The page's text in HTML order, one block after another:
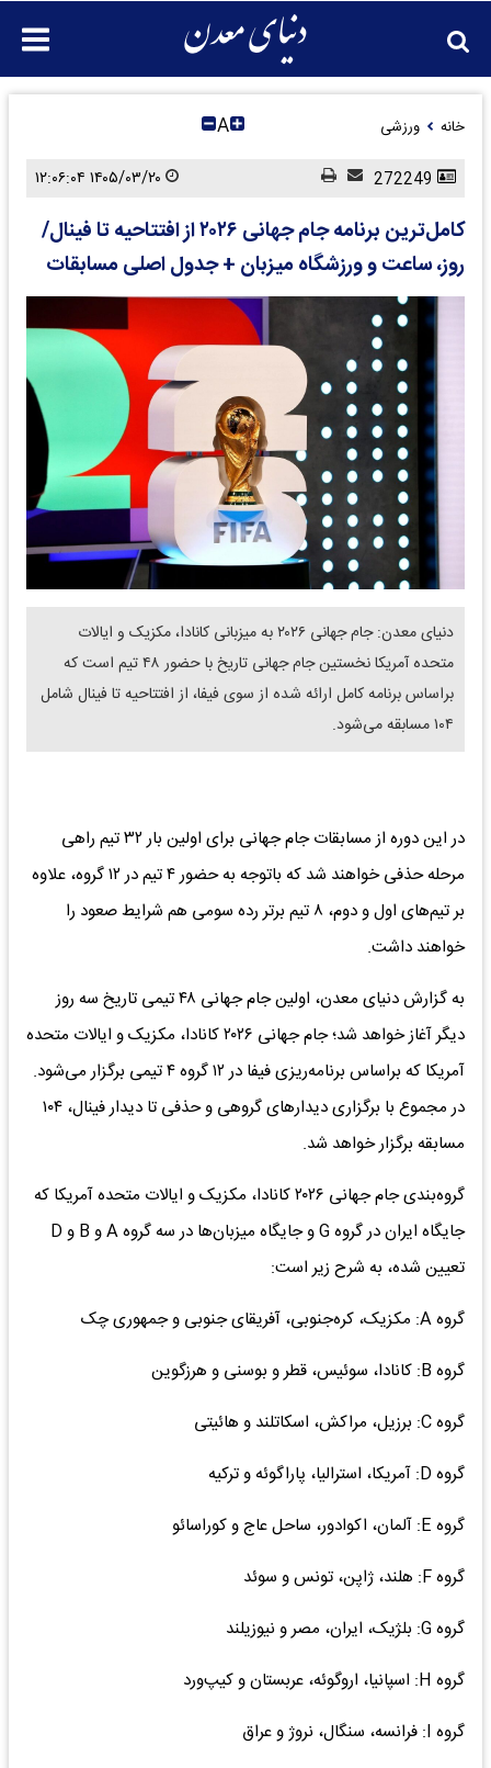
خانه ورزشی A
کامل‌ترین برنامه جام جهانی ۲۰۲۶ از افتتاحیه تا فینال/
روز، ساعت و ورزشگاه میزبان + جدول اصلی مسابقات
دنیای معدن: جام جهانی ۲۰۲۶ به میزبانی کانادا، مکزیک و ایالات
متحده آمریکا نخستین جام جهانی تاریخ با حضور ۴۸ تیم است که
براساس برنامه کامل ارائه شده از سوی فیفا، از افتتاحیه تا فینال شامل
۱۰۴ مسابقه می‌شود.
در این دوره از مسابقات جام جهانی برای اولین بار ۳۲ تیم راهی
مرحله حذفی خواهند شد که باتوجه به حضور ۴ تیم در ۱۲ گروه، علاوه
بر تیم‌های اول و دوم، ۸ تیم برتر رده سومی هم شرایط صعود را
خواهند داشت.
به گزارش دنیای معدن، اولین جام جهانی ۴۸ تیمی تاریخ سه روز
دیگر آغاز خواهد شد؛ جام جهانی ۲۰۲۶ کانادا، مکزیک و ایالات متحده
آمریکا که براساس برنامه‌ریزی فیفا در ۱۲ گروه ۴ تیمی برگزار می‌شود.
در مجموع با برگزاری دیدارهای گروهی و حذفی تا دیدار فینال، ۱۰۴
مسابقه برگزار خواهد شد.
گروه‌بندی جام جهانی ۲۰۲۶ کانادا، مکزیک و ایالات متحده آمریکا که
جایگاه ایران در گروه G و جایگاه میزبان‌ها در سه گروه A و B و D
تعیین شده، به شرح زیر است:
گروه A: مکزیک، کره‌جنوبی، آفریقای جنوبی و جمهوری چک
گروه B: کانادا، سوئیس، قطر و بوسنی و هرزگوین
گروه C: برزیل، مراکش، اسکاتلند و هائیتی
گروه D: آمریکا، استرالیا، پاراگوئه و ترکیه
گروه E: آلمان، اکوادور، ساحل عاج و کوراسائو
گروه F: هلند، ژاپن، تونس و سوئد
گروه G: بلژیک، ایران، مصر و نیوزیلند
گروه H: اسپانیا، اروگوئه، عربستان و کیپ‌ورد
گروه I: فرانسه، سنگال، نروژ و عراق